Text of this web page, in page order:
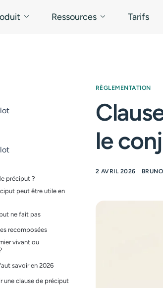
Ressources Tarifs
RÈGLEMENTATION
le
2 AVRIL 2026
préciput ?
peut être utile en
ne fait pas
recomposées
vivant ou
savoir en 2026
une clause de préciput